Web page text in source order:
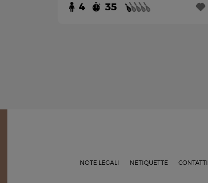
4 35
NOTE LEGALI NETIQUETTE CONTATTI